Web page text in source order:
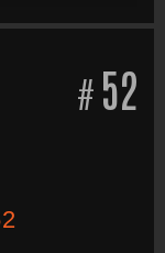
っと知ってほし
来を次世代へと
かる！
# 52